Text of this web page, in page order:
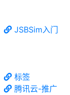
JSBSim入门
标签
腾讯云-推广